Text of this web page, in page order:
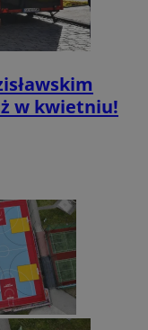
w kwietniu!